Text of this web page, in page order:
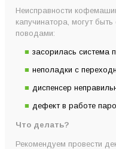
Неисправности
капучинатора, могут
поводами:
засорилась система
неполадки с
диспенсер
дефект в работе
Что делать?
Рекомендуем провести